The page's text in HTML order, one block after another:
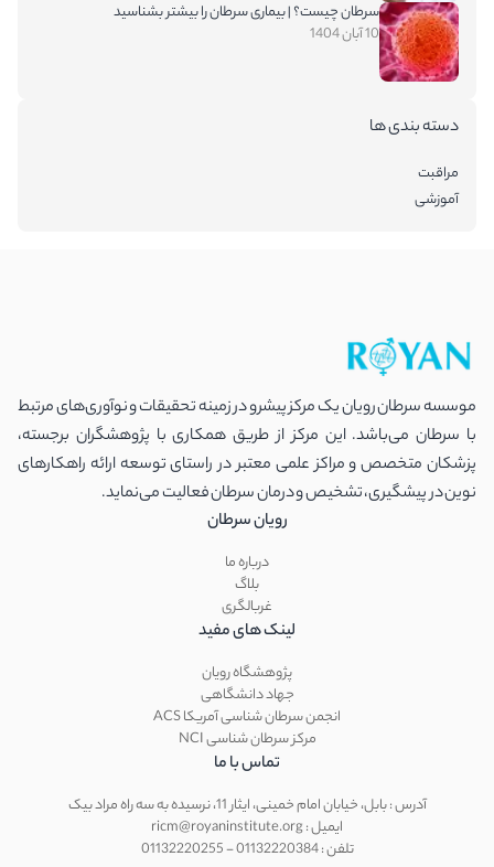
سرطان چیست؟ | بیماری سرطان را بیشتر بشناسید
10 آبان 1404
دسته بندی ها
مراقبت
آموزشی
موسسه سرطان رویان یک مرکز پیشرو در زمینه تحقیقات و نوآوری‌های مرتبط
با سرطان می‌باشد. این مرکز از طریق همکاری با پژوهشگران برجسته،
پزشکان متخصص و مراکز علمی معتبر در راستای توسعه ارائه راهکارهای
نوین در پیشگیری، تشخیص و درمان سرطان فعالیت می‌نماید.
رویان سرطان
درباره ما
بلاگ
غربالگری
لینک های مفید
پژوهشگاه رویان
جهاد دانشگاهی
انجمن سرطان شناسی آمریکا ACS
مرکز سرطان شناسی NCI
تماس با ما
آدرس : بابل، خیابان امام خمینی، ایثار 11، نرسیده به سه راه مراد بیک
ایمیل : ricm@royaninstitute.org
تلفن : 01132220384 - 01132220255